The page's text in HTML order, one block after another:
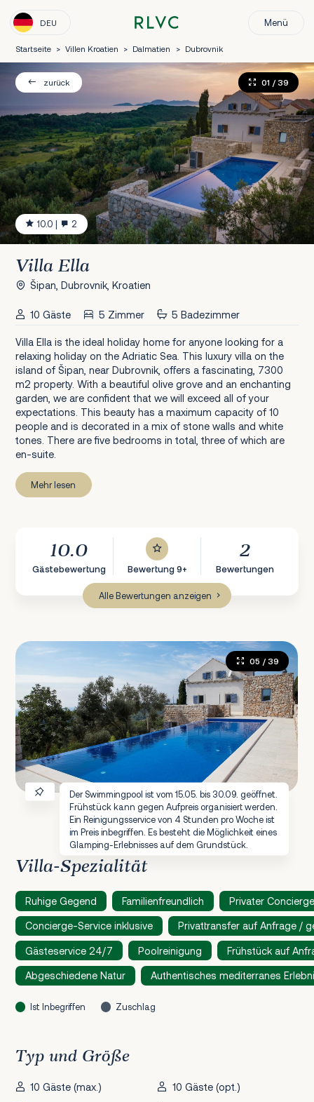
DEU Menü
Startseite > Villen Kroatien > Dalmatien > Dubrovnik
zurück
10.0 | 2
01 / 39
Villa Ella
Šipan, Dubrovnik, Kroatien
10 Gäste 5 Zimmer 5 Badezimmer
Villa Ella is the ideal holiday home for anyone looking for a
relaxing holiday on the Adriatic Sea. This luxury villa on the
island of Šipan, near Dubrovnik, offers a fascinating, 7300
m2 property. With a beautiful olive grove and an enchanting
garden, we are confident that we will exceed all of your
expectations. This beauty has a maximum capacity of 10
people and is decorated in a mix of stone walls and white
tones. There are five bedrooms in total, three of which are
en-suite.
Mehr lesen
10.0
Gästebewertung Bewertung 9+
2
Bewertungen
Alle Bewertungen anzeigen
Der Swimmingpool ist vom 15.05. bis 30.09. geöffnet.
Frühstück kann gegen Aufpreis organisiert werden.
Ein Reinigungsservice von 4 Stunden pro Woche ist
im Preis inbegriffen. Es besteht die Möglichkeit eines
Glamping-Erlebnisses auf dem Grundstück.
05 / 39
Villa-Spezialität
Ruhige Gegend Familienfreundlich Privater Concierge
Concierge-Service inklusive Privattransfer auf Anfrage /
Gästeservice 24/7 Poolreinigung Frühstück auf
Abgeschiedene Natur Authentisches mediterranes
Ist Inbegriffen Zuschlag
Typ und Größe
10 Gäste (max.)
10 Gäste (opt.)